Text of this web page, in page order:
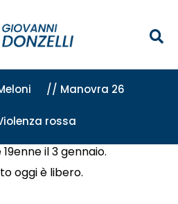
// Manovra 26
rossa
il 3 gennaio.
oggi è libero.